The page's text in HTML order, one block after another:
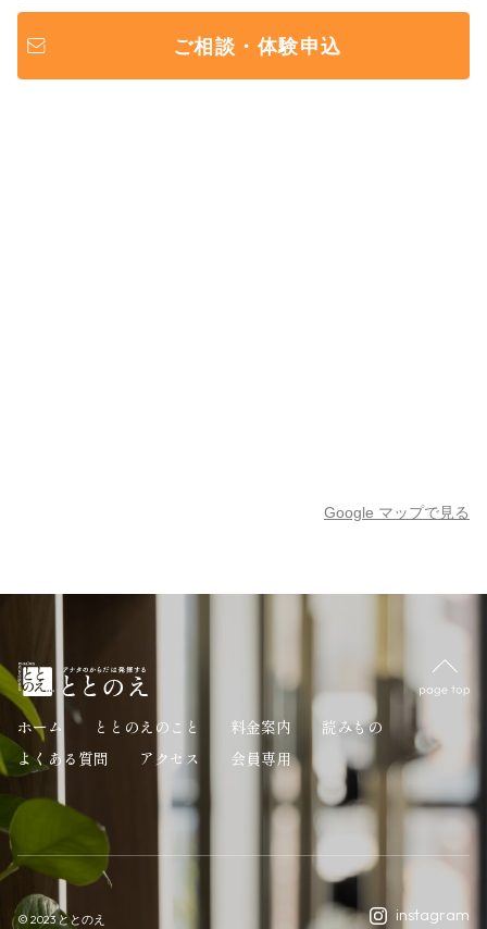
ご相談・体験申込
Google マップで見る
ホーム ととのえのこと 料金案内
読みもの
よくある質問
アクセス 会員専用
© 2023 ととのえ instagram